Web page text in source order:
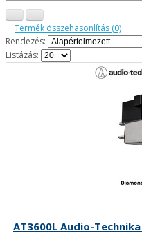
Termék összehasonlítás (0)
Rendezés:
Listázás:
AT3600L Audio-